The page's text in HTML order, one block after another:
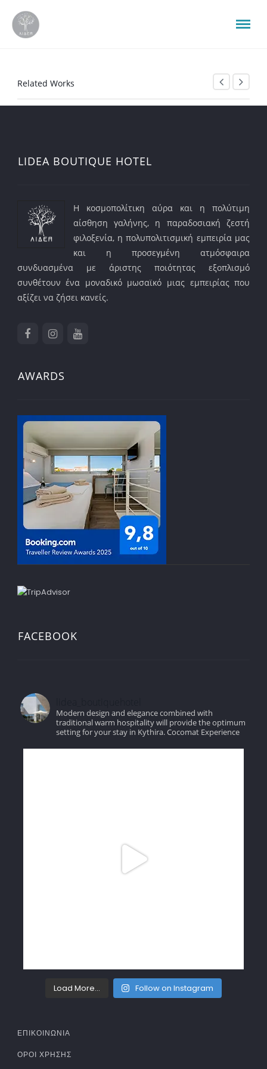
Related Works
LIDEA BOUTIQUE HOTEL
Η κοσμοπολίτικη αύρα και η πολύτιμη
αίσθηση γαλήνης, η παραδοσιακή ζεστή
φιλοξενία, η πολυπολιτισμική εμπειρία μας
και η προσεγμένη ατμόσφαιρα
συνδυασμένα με άριστης ποιότητας εξοπλισμό
συνθέτουν ένα μοναδικό μωσαϊκό μιας εμπειρίας που
αξίζει να ζήσει κανείς.
AWARDS
FACEBOOK
Modern design and elegance combined with
traditional warm hospitality will provide the optimum
setting for your stay in Kythira.Cocomat Experience
Load More... Follow on Instagram
ΕΠΙΚΟΙΝΩΝΙΑ
ΌΡΟΙ ΧΡΉΣΗΣ